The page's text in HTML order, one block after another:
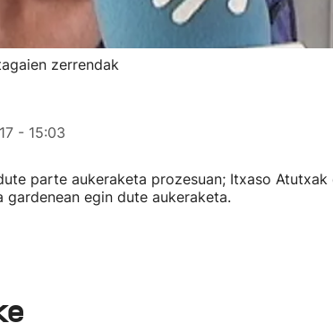
zerrendak
- 15:03
parte aukeraketa prozesuan; Itxaso Atutxak
egin dute aukeraketa.